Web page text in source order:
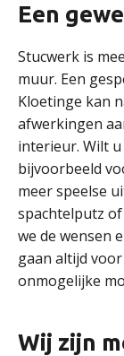
Een
Stucwerk is
muur. Een
Kloetinge kan
afwerkingen
interieur. Wilt
bijvoorbeeld
meer speelse
spachtelputz
we de wensen
gaan altijd
onmogelijke
Wij zijn